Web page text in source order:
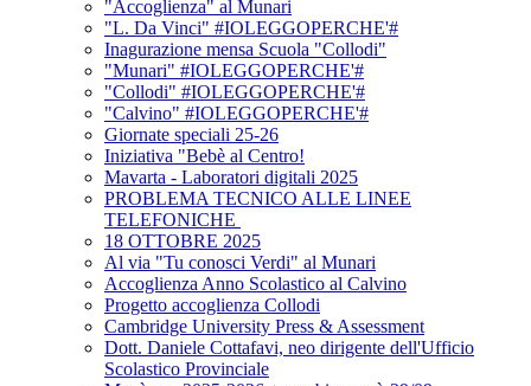
"Accoglienza" al Munari
"L. Da Vinci" #IOLEGGOPERCHE'#
Inagurazione mensa Scuola "Collodi"
"Munari" #IOLEGGOPERCHE'#
"Collodi" #IOLEGGOPERCHE'#
"Calvino" #IOLEGGOPERCHE'#
Giornate speciali 25-26
Iniziativa "Bebè al Centro!
Mavarta - Laboratori digitali 2025
PROBLEMA TECNICO ALLE LINEE
TELEFONICHE
18 OTTOBRE 2025
Al via "Tu conosci Verdi" al Munari
Accoglienza Anno Scolastico al Calvino
Progetto accoglienza Collodi
Cambridge University Press & Assessment
Dott. Daniele Cottafavi, neo dirigente dell'Ufficio
Scolastico Provinciale